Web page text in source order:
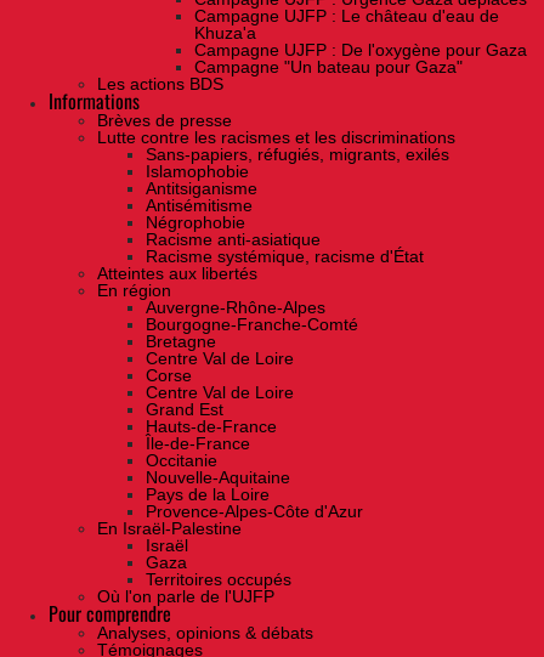
Campagne UJFP : Le château d'eau de
Khuza'a
Campagne UJFP : De l'oxygène pour Gaza
Campagne "Un bateau pour Gaza"
Les actions BDS
Informations
Brèves de presse
Lutte contre les racismes et les discriminations
Sans-papiers, réfugiés, migrants, exilés
Islamophobie
Antitsiganisme
Antisémitisme
Négrophobie
Racisme anti-asiatique
Racisme systémique, racisme d'État
Atteintes aux libertés
En région
Auvergne-Rhône-Alpes
Bourgogne-Franche-Comté
Bretagne
Centre Val de Loire
Corse
Centre Val de Loire
Grand Est
Hauts-de-France
Île-de-France
Occitanie
Nouvelle-Aquitaine
Pays de la Loire
Provence-Alpes-Côte d'Azur
En Israël-Palestine
Israël
Gaza
Territoires occupés
Où l'on parle de l'UJFP
Pour comprendre
Analyses, opinions & débats
Témoignages